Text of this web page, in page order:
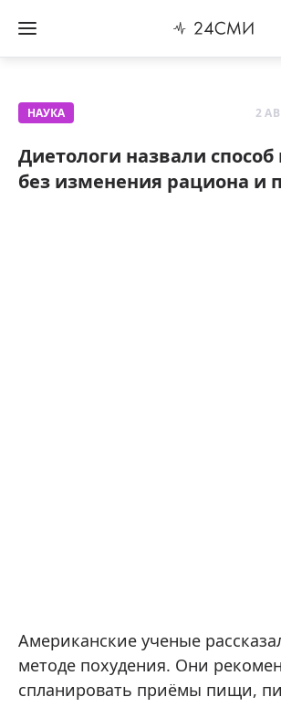
НАУКА 2
Диетологи назвали способ
без изменения рациона и
Американские ученые
методе похудения. Они
спланировать приёмы пищи,